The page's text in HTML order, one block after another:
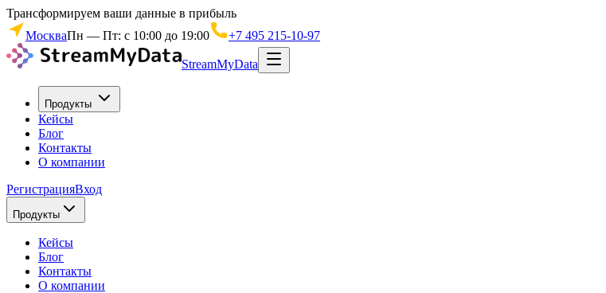
Трансформируем ваши данные в прибыль
МоскваПн — Пт: с 10:00 до 19:00 +7 495 215-10-97
StreamMyData
Продукты
Кейсы
Блог
Контакты
О компании
РегистрацияВход
Продукты
Кейсы
Блог
Контакты
О компании